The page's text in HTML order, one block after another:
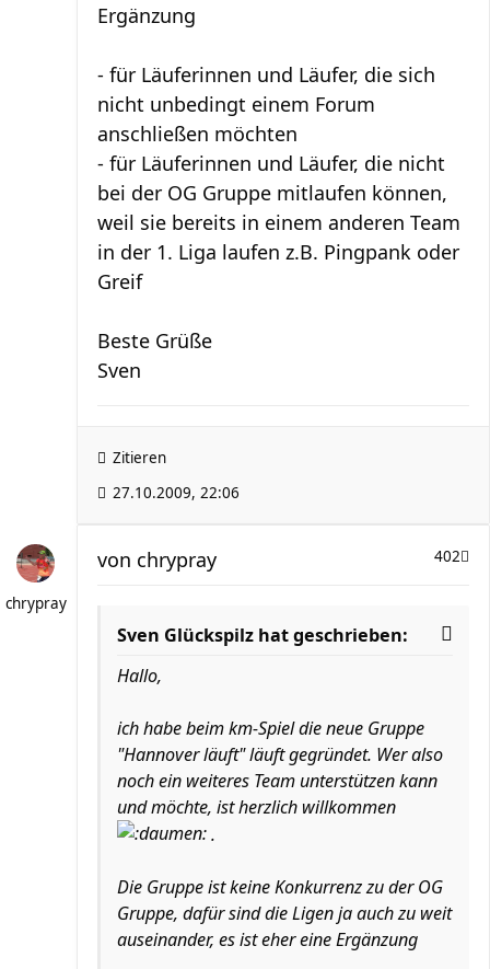
Ergänzung
- für Läuferinnen und Läufer, die sich
nicht unbedingt einem Forum
anschließen möchten
- für Läuferinnen und Läufer, die nicht
bei der OG Gruppe mitlaufen können,
weil sie bereits in einem anderen Team
in der 1. Liga laufen z.B. Pingpank oder
Greif
Beste Grüße
Sven
Zitieren
27.10.2009, 22:06
chrypray
402
von chrypray
Sven Glückspilz hat geschrieben:
Hallo,
ich habe beim km-Spiel die neue Gruppe
"Hannover läuft" läuft gegründet. Wer also
noch ein weiteres Team unterstützen kann
und möchte, ist herzlich willkommen
.
Die Gruppe ist keine Konkurrenz zu der OG
Gruppe, dafür sind die Ligen ja auch zu weit
auseinander, es ist eher eine Ergänzung